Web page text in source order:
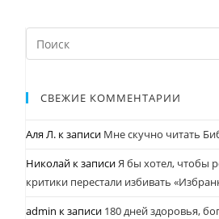
СВЕЖИЕ КОММЕНТАРИИ
Аля Л. к записи Мне скучно читать
Николай к записиЯ бы хотел, чтобы
критики перестали избивать
admin к записи 180 дней здоровья,